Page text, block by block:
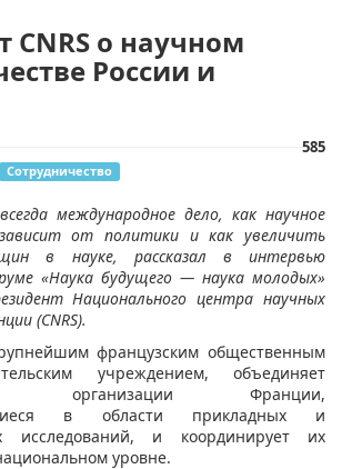
CNRS о научном
России и
585
Сотрудничество
международное дело, как научное
от политики и как увеличить
в науке, рассказал в интервью
«Наука будущего — наука молодых»
Национального центра научных
(CNRS).
французским общественным
учреждением, объединяет
организации Франции,
в области прикладных и
исследований, и координирует их
уровне.